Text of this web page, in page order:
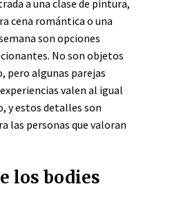
a una clase de pintura,
cena romántica o una
son opciones
No son objetos
pero algunas parejas
valen al igual
y estos detalles son
las personas que valoran
los bodies